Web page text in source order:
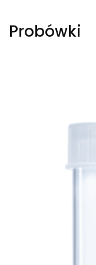
Probówki